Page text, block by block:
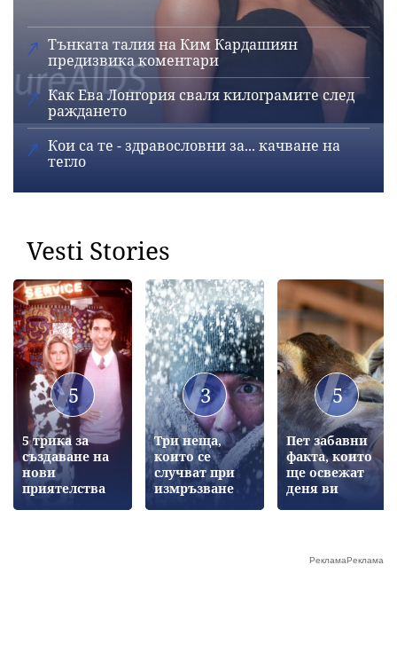
Тънката талия на Ким Кардашиян
предизвика коментари
Как Ева Лонгория сваля килограмите след
раждането
Кои са те - здравословни за... качване на
тегло
Vesti Stories
5
5 трика за
създаване на
нови
приятелства
3
Три неща,
които се
случват при
измръзване
5
Пет забавни
факта, които
ще освежат
деня ви